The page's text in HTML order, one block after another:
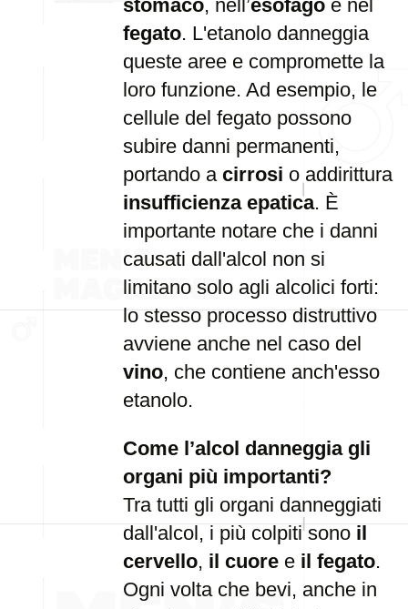
stomaco, nell’esofago e nel
fegato. L'etanolo danneggia
queste aree e compromette la
loro funzione. Ad esempio, le
cellule del fegato possono
subire danni permanenti,
portando a cirrosi o addirittura
insufficienza epatica. È
importante notare che i danni
causati dall'alcol non si
limitano solo agli alcolici forti:
lo stesso processo distruttivo
avviene anche nel caso del
vino, che contiene anch'esso
etanolo.
Come l’alcol danneggia gli
organi più importanti?
Tra tutti gli organi danneggiati
dall'alcol, i più colpiti sono il
cervello, il cuore e il fegato.
Ogni volta che bevi, anche in